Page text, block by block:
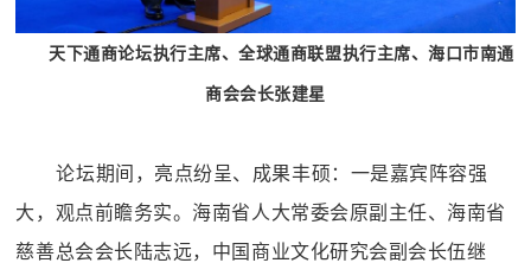
天下通商论坛执行主席、全球通商联盟执行主席、海口市南通
商会会长张建星
论坛期间，亮点纷呈、成果丰硕：一是嘉宾阵容强
大，观点前瞻务实。海南省人大常委会原副主任、海南省
慈善总会会长陆志远，中国商业文化研究会副会长伍继